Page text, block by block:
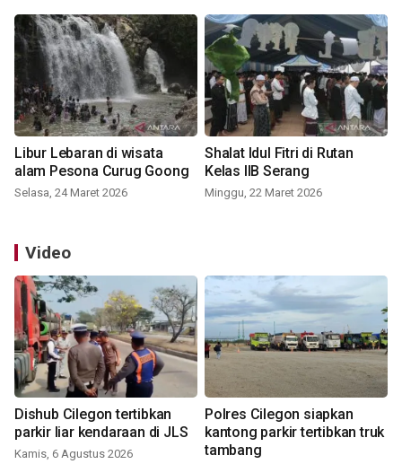
Libur Lebaran di wisata
alam Pesona Curug Goong
Selasa, 24 Maret 2026
Shalat Idul Fitri di Rutan
Kelas IIB Serang
Minggu, 22 Maret 2026
Video
Dishub Cilegon tertibkan
parkir liar kendaraan di JLS
Kamis, 6 Agustus 2026
Polres Cilegon siapkan
kantong parkir tertibkan truk
tambang